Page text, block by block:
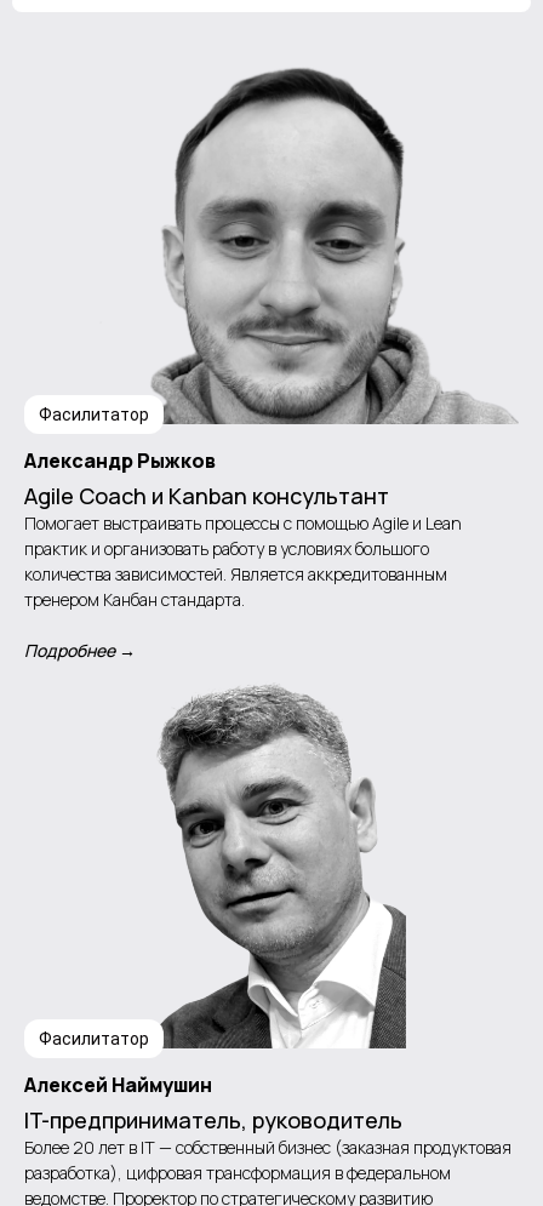
Фасилитатор
Александр Рыжков
Agile Coach и Kanban консультант
Помогает выстраивать процессы с помощью Agile и Lean
практик и организовать работу в условиях большого
количества зависимостей. Является аккредитованным
тренером Канбан стандарта.
Подробнее →
Фасилитатор
Алексей Наймушин
IT-предприниматель, руководитель
Более 20 лет в IT — собственный бизнес (заказная продуктовая
разработка), цифровая трансформация в федеральном
ведомстве. Проректор по стратегическому развитию